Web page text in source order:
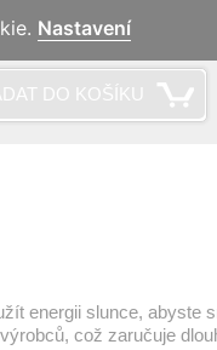
Naše pobočky
DO KOŠÍKU
energii slunce, abyste
což zaručuje
Nastavení